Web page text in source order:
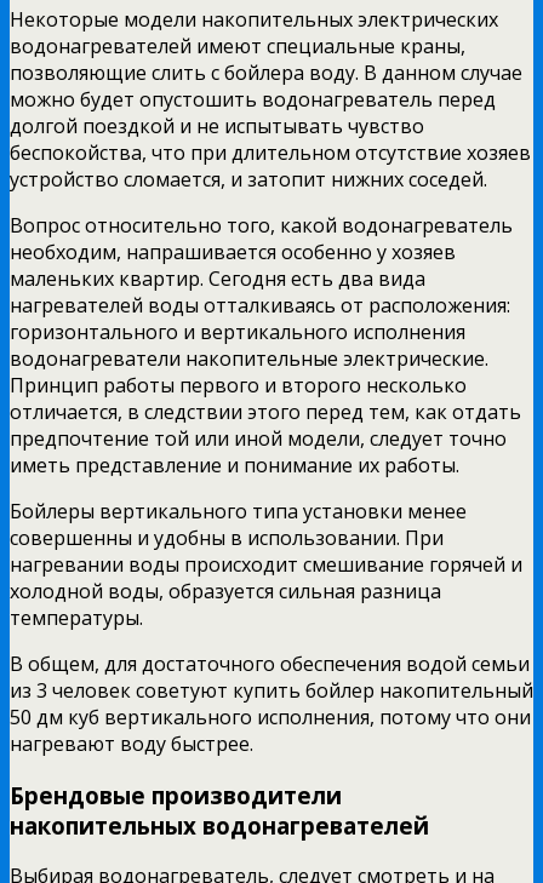
Некоторые модели накопительных электрических
водонагревателей имеют специальные краны,
позволяющие слить с бойлера воду. В данном случае
можно будет опустошить водонагреватель перед
долгой поездкой и не испытывать чувство
беспокойства, что при длительном отсутствие хозяев
устройство сломается, и затопит нижних соседей.
Вопрос относительно того, какой водонагреватель
необходим, напрашивается особенно у хозяев
маленьких квартир. Сегодня есть два вида
нагревателей воды отталкиваясь от расположения:
горизонтального и вертикального исполнения
водонагреватели накопительные электрические.
Принцип работы первого и второго несколько
отличается, в следствии этого перед тем, как отдать
предпочтение той или иной модели, следует точно
иметь представление и понимание их работы.
Бойлеры вертикального типа установки менее
совершенны и удобны в использовании. При
нагревании воды происходит смешивание горячей и
холодной воды, образуется сильная разница
температуры.
В общем, для достаточного обеспечения водой семьи
из 3 человек советуют купить бойлер накопительный
50 дм куб вертикального исполнения, потому что они
нагревают воду быстрее.
Брендовые производители
накопительных водонагревателей
Выбирая водонагреватель, следует смотреть и на